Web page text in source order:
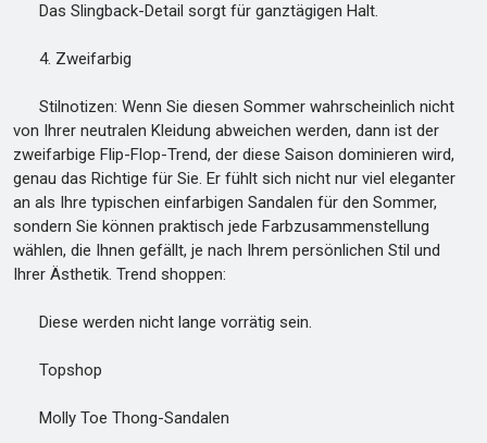
Das Slingback-Detail sorgt für ganztägigen Halt.
4. Zweifarbig
Stilnotizen: Wenn Sie diesen Sommer wahrscheinlich nicht
von Ihrer neutralen Kleidung abweichen werden, dann ist der
zweifarbige Flip-Flop-Trend, der diese Saison dominieren wird,
genau das Richtige für Sie. Er fühlt sich nicht nur viel eleganter
an als Ihre typischen einfarbigen Sandalen für den Sommer,
sondern Sie können praktisch jede Farbzusammenstellung
wählen, die Ihnen gefällt, je nach Ihrem persönlichen Stil und
Ihrer Ästhetik. Trend shoppen:
Diese werden nicht lange vorrätig sein.
Topshop
Molly Toe Thong-Sandalen